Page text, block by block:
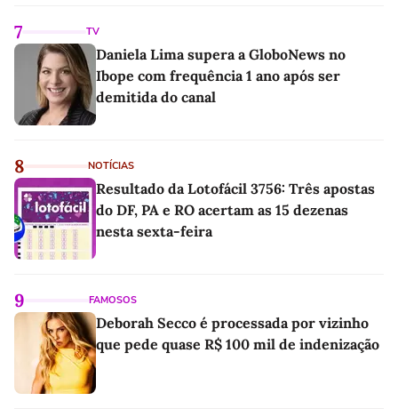
7 TV
Daniela Lima supera a GloboNews no
Ibope com frequência 1 ano após ser
demitida do canal
8 NOTÍCIAS
Resultado da Lotofácil 3756: Três apostas
do DF, PA e RO acertam as 15 dezenas
nesta sexta-feira
9 FAMOSOS
Deborah Secco é processada por vizinho
que pede quase R$ 100 mil de indenização